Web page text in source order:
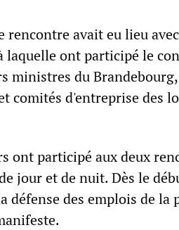
avait eu lieu
laquelle ont participé le
ministres du
comités d'entreprise des
ont participé aux deux
jour et de nuit. Dès le
des emplois de la